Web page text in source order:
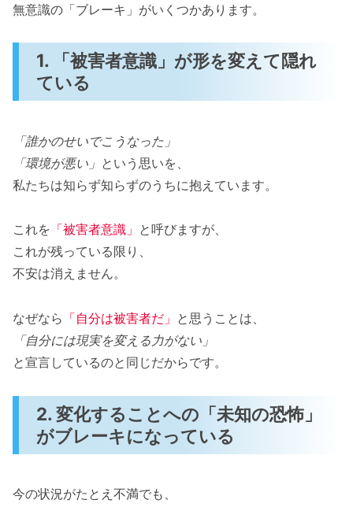
無意識の「ブレーキ」がいくつかあります。
1. 「被害者意識」が形を変えて隠れ
ている
「誰かのせいでこうなった」
「環境が悪い」 という思いを、
私たちは知らず知らずのうちに抱えています。
これを 「被害者意識」 と呼びますが、
これが残っている限り、
不安は消えません。
なぜなら 「自分は被害者だ」 と思うことは、
「自分には現実を変える力がない」
と宣言しているのと同じだからです。
2. 変化することへの「未知の恐怖」
がブレーキになっている
今の状況がたとえ不満でも、